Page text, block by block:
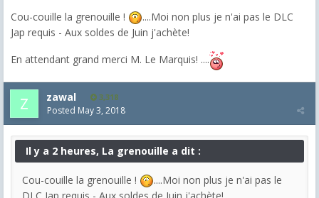
Cou-couille la grenouille !
....Moi non plus je n'ai pas le DLC
Jap requis - Aux soldes de Juin j'achète!
En attendant grand merci M. Le Marquis! ....
zawal 3,318
Posted May 3, 2018
Il y a 2 heures, La grenouille a dit :
Cou-couille la grenouille !
....Moi non plus je n'ai pas le